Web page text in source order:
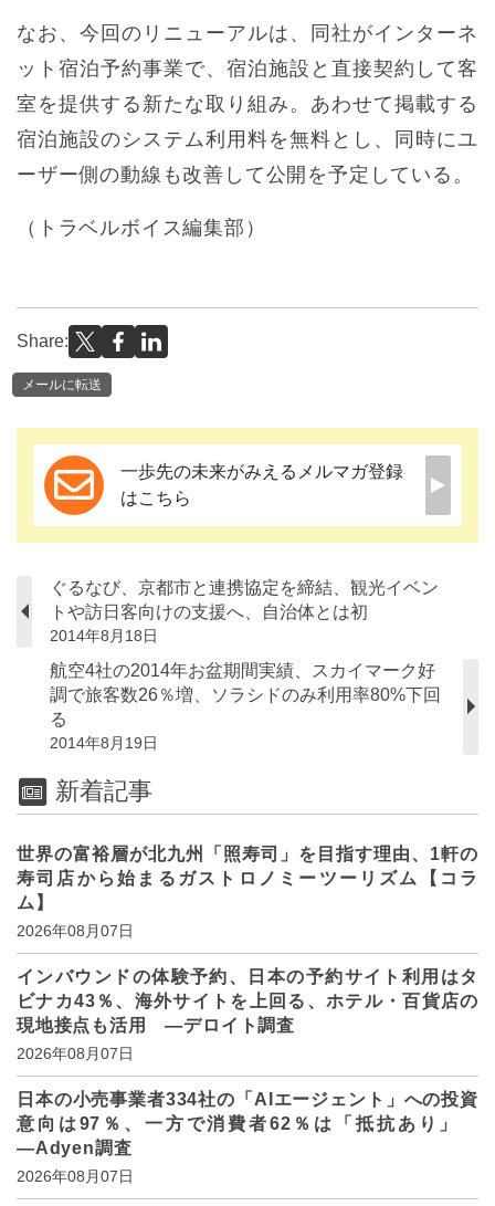
なお、今回のリニューアルは、同社がインターネ
ット宿泊予約事業で、宿泊施設と直接契約して客
室を提供する新たな取り組み。あわせて掲載する
宿泊施設のシステム利用料を無料とし、同時にユ
ーザー側の動線も改善して公開を予定している。
（トラベルボイス編集部）
Share:
メールに転送
一歩先の未来がみえるメルマガ登録
はこちら
ぐるなび、京都市と連携協定を締結、観光イベン
トや訪日客向けの支援へ、自治体とは初
2014年8月18日
航空4社の2014年お盆期間実績、スカイマーク好
調で旅客数26％増、ソラシドのみ利用率80%下回
る
2014年8月19日
新着記事
世界の富裕層が北九州「照寿司」を目指す理由、1軒の
寿司店から始まるガストロノミーツーリズム【コラ
ム】
2026年08月07日
インバウンドの体験予約、日本の予約サイト利用はタ
ビナカ43％、海外サイトを上回る、ホテル・百貨店の
現地接点も活用 ―デロイト調査
2026年08月07日
日本の小売事業者334社の「AIエージェント」への投資
意向は97％、一方で消費者62％は「抵抗あり」
―Adyen調査
2026年08月07日